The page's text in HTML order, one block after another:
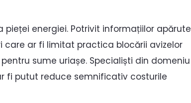
energiei. Potrivit informațiilor apărute
care ar fi limitat practica blocării avizelor
sume uriașe. Specialiști din domeniu
fi putut reduce semnificativ costurile